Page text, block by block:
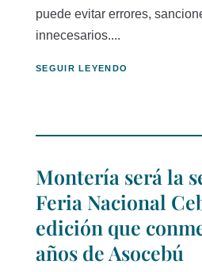
puede evitar errores,
innecesarios....
SEGUIR LEYENDO
Montería será la
Feria Nacional
edición que
años de Asocebú